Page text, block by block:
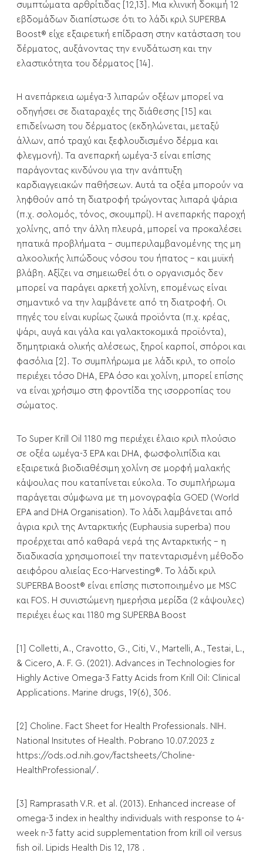
συμπτώματα αρθρίτιδας [12,13]. Μια κλινική δοκιμή 12
εβδομάδων διαπίστωσε ότι το λάδι κριλ SUPERBA
Boost® είχε εξαιρετική επίδραση στην κατάσταση του
δέρματος, αυξάνοντας την ενυδάτωση και την
ελαστικότητα του δέρματος [14].
Η ανεπάρκεια ωμέγα-3 λιπαρών οξέων μπορεί να
οδηγήσει σε διαταραχές της διάθεσης [15] και
επιδείνωση του δέρματος (εκδηλώνεται, μεταξύ
άλλων, από τραχύ και ξεφλουδισμένο δέρμα και
φλεγμονή). Τα ανεπαρκή ωμέγα-3 είναι επίσης
παράγοντας κινδύνου για την ανάπτυξη
καρδιαγγειακών παθήσεων. Αυτά τα οξέα μπορούν να
ληφθούν από τη διατροφή τρώγοντας λιπαρά ψάρια
(π.χ. σολομός, τόνος, σκουμπρί). Η ανεπαρκής παροχή
χολίνης, από την άλλη πλευρά, μπορεί να προκαλέσει
ηπατικά προβλήματα - συμπεριλαμβανομένης της μη
αλκοολικής λιπώδους νόσου του ήπατος - και μυϊκή
βλάβη. Αξίζει να σημειωθεί ότι ο οργανισμός δεν
μπορεί να παράγει αρκετή χολίνη, επομένως είναι
σημαντικό να την λαμβάνετε από τη διατροφή. Οι
πηγές του είναι κυρίως ζωικά προϊόντα (π.χ. κρέας,
ψάρι, αυγά και γάλα και γαλακτοκομικά προϊόντα),
δημητριακά ολικής αλέσεως, ξηροί καρποί, σπόροι και
φασόλια [2]. Το συμπλήρωμα με λάδι κριλ, το οποίο
περιέχει τόσο DHA, EPA όσο και χολίνη, μπορεί επίσης
να είναι χρήσιμο στη φροντίδα της ισορροπίας του
σώματος.
Το Super Krill Oil 1180 mg περιέχει έλαιο κριλ πλούσιο
σε οξέα ωμέγα-3 EPA και DHA, φωσφολιπίδια και
εξαιρετικά βιοδιαθέσιμη χολίνη σε μορφή μαλακής
κάψουλας που καταπίνεται εύκολα. Το συμπλήρωμα
παράγεται σύμφωνα με τη μονογραφία GOED (World
EPA and DHA Organisation). Το λάδι λαμβάνεται από
άγρια κριλ της Ανταρκτικής (Euphausia superba) που
προέρχεται από καθαρά νερά της Ανταρκτικής - η
διαδικασία χρησιμοποιεί την πατενταρισμένη μέθοδο
αειφόρου αλιείας Eco-Harvesting®. Το λάδι κριλ
SUPERBA Boost® είναι επίσης πιστοποιημένο με MSC
και FOS. Η συνιστώμενη ημερήσια μερίδα (2 κάψουλες)
περιέχει έως και 1180 mg SUPERBA Boost
[1] Colletti, A., Cravotto, G., Citi, V., Martelli, A., Testai, L.,
& Cicero, A. F. G. (2021). Advances in Technologies for
Highly Active Omega-3 Fatty Acids from Krill Oil: Clinical
Applications. Marine drugs, 19(6), 306.
[2] Choline. Fact Sheet for Health Professionals. NIH.
National Insitutes of Health. Pobrano 10.07.2023 z
https://ods.od.nih.gov/factsheets/Choline-
HealthProfessional/.
[3] Ramprasath V.R. et al. (2013). Enhanced increase of
omega-3 index in healthy individuals with response to 4-
week n-3 fatty acid supplementation from krill oil versus
fish oil. Lipids Health Dis 12, 178 .